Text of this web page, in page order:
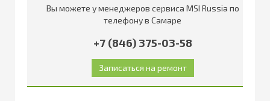
Вы можете у менеджеров сервиса MSI Russia по
телефону в Самаре
+7 (846) 375-03-58